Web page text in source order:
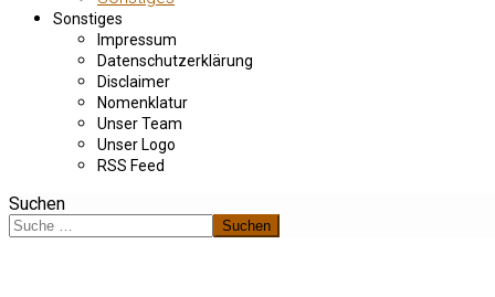
Sonstiges
Impressum
Datenschutzerklärung
Disclaimer
Nomenklatur
Unser Team
Unser Logo
RSS Feed
Suchen
Suchen